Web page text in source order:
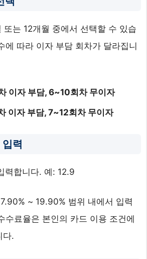
또는 12개월 중에서 선택할 수 있습
에 따라 이자 부담 회차가 달라집니
이자 부담, 6~10회차 무이자
이자 부담, 7~12회차 무이자
력
력합니다. 예: 12.9
~ 19.90% 범위 내에서 입력
수료율은 본인의 카드 이용 조건에
다.